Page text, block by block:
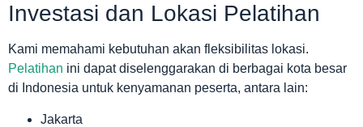
Investasi dan Lokasi Pelatihan
Kami memahami kebutuhan akan fleksibilitas lokasi.
Pelatihan ini dapat diselenggarakan di berbagai kota besar
di Indonesia untuk kenyamanan peserta, antara lain:
Jakarta